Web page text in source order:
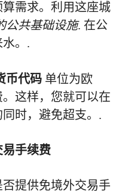
需求。利用这座城
公共基础设施. 在公
。.
币代码 单位为欧
这样，您就可以在
时，避免超支。.
手续费
提供免境外交易手